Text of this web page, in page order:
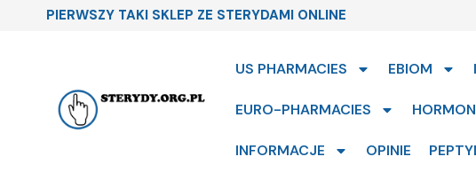
PIERWSZY TAKI SKLEP ZE STERYDAMI ONLINE
US PHARMACIES EBIOM
EURO-PHARMACIES
INFORMACJE OPINIE